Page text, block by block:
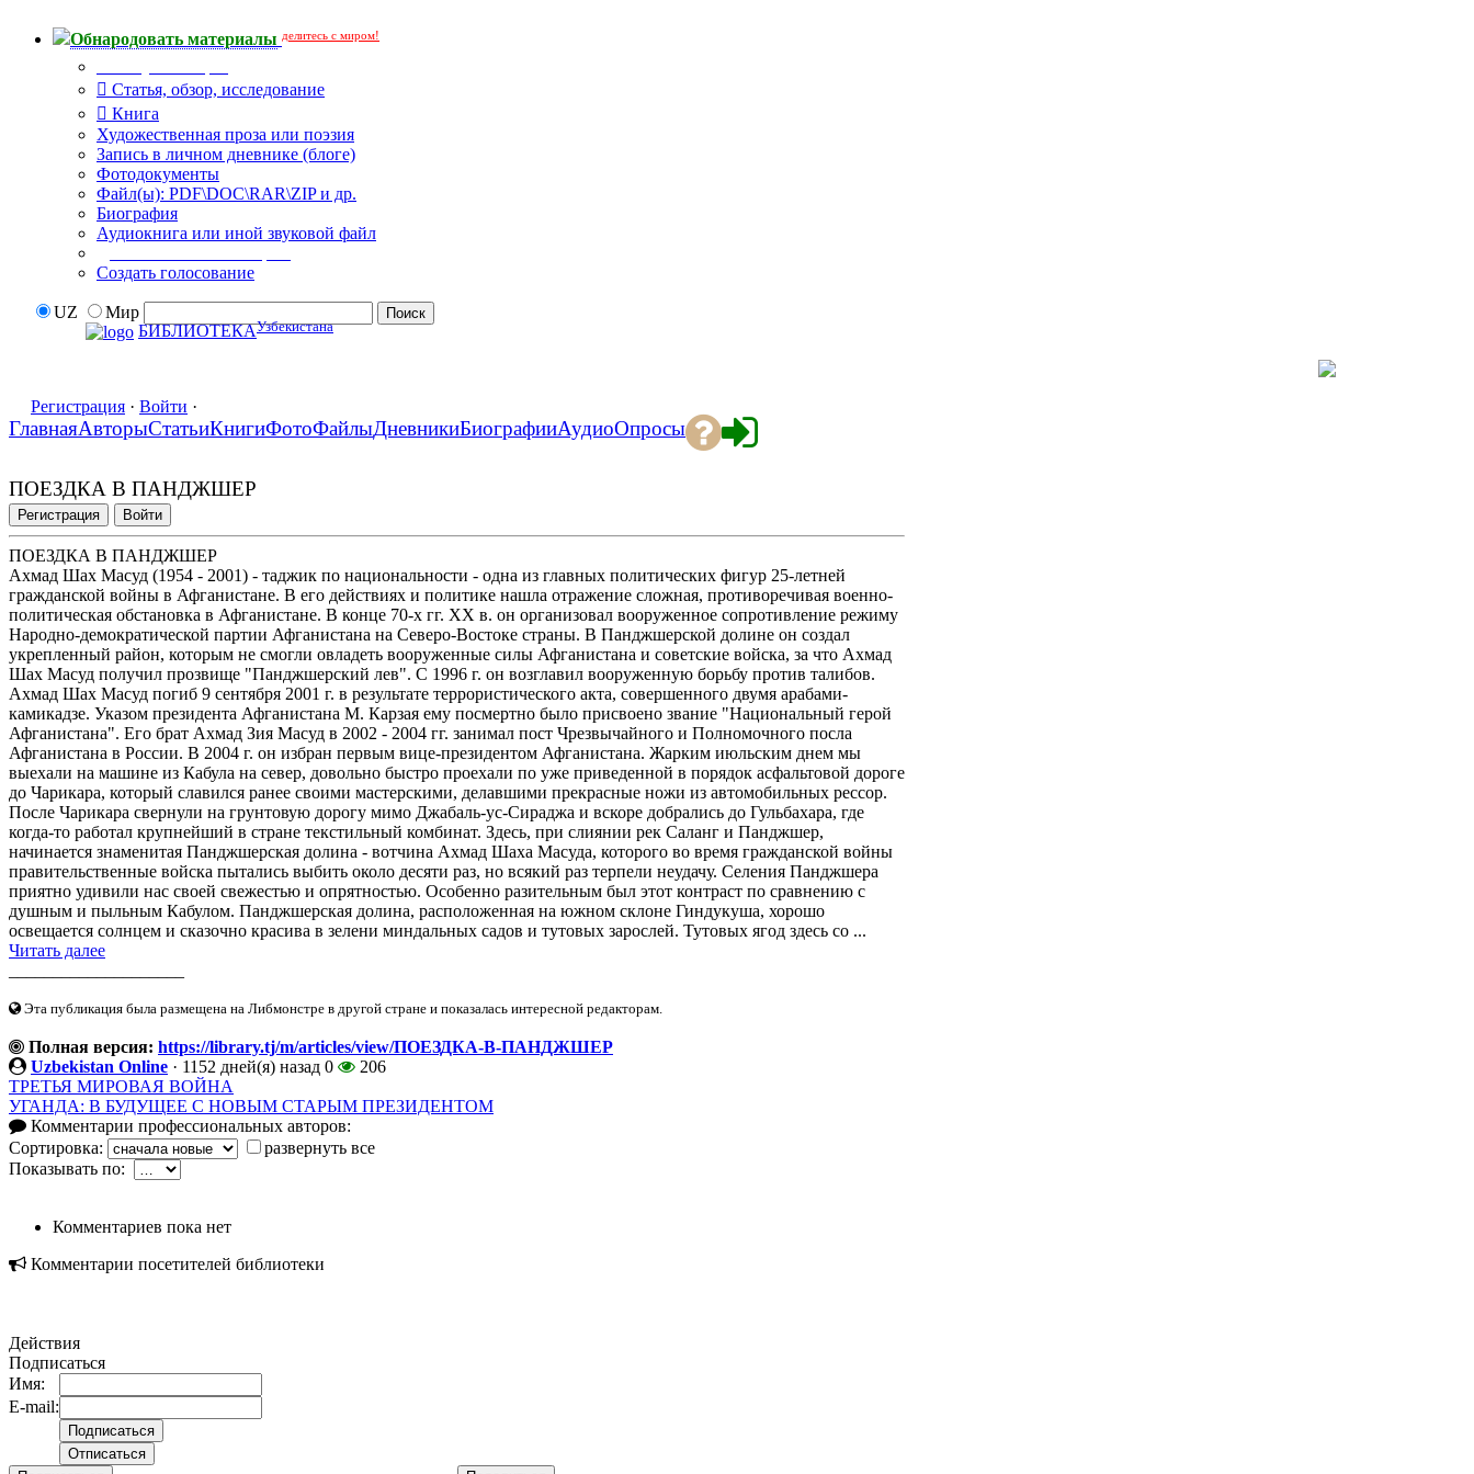
Обнародовать материалы делитесь с миром!
Статья, обзор, исследование
Книга
Художественная проза или поэзия
Запись в личном дневнике (блоге)
Фотодокументы
Файл(ы): PDF\DOC\RAR\ZIP и др.
Биография
Аудиокнига или иной звуковой файл
Создать голосование
UZ
Мир
БИБЛИОТЕКАУзбекистана
Регистрация · Войти ·
ГлавнаяАвторыСтатьиКнигиФотоФайлыДневникиБиографииАудиоОпросы
ПОЕЗДКА В ПАНДЖШЕР
Регистрация Войти
ПОЕЗДКА В ПАНДЖШЕР
Ахмад Шах Масуд (1954 - 2001) - таджик по национальности - одна из главных политических фигур 25-летней
гражданской войны в Афганистане. В его действиях и политике нашла отражение сложная, противоречивая военно-
политическая обстановка в Афганистане. В конце 70-х гг. XX в. он организовал вооруженное сопротивление режиму
Народно-демократической партии Афганистана на Северо-Востоке страны. В Панджшерской долине он создал
укрепленный район, которым не смогли овладеть вооруженные силы Афганистана и советские войска, за что Ахмад
Шах Масуд получил прозвище "Панджшерский лев". С 1996 г. он возглавил вооруженную борьбу против талибов.
Ахмад Шах Масуд погиб 9 сентября 2001 г. в результате террористического акта, совершенного двумя арабами-
камикадзе. Указом президента Афганистана М. Карзая ему посмертно было присвоено звание "Национальный герой
Афганистана". Его брат Ахмад Зия Масуд в 2002 - 2004 гг. занимал пост Чрезвычайного и Полномочного посла
Афганистана в России. В 2004 г. он избран первым вице-президентом Афганистана. Жарким июльским днем мы
выехали на машине из Кабула на север, довольно быстро проехали по уже приведенной в порядок асфальтовой дороге
до Чарикара, который славился ранее своими мастерскими, делавшими прекрасные ножи из автомобильных рессор.
После Чарикара свернули на грунтовую дорогу мимо Джабаль-ус-Сираджа и вскоре добрались до Гульбахара, где
когда-то работал крупнейший в стране текстильный комбинат. Здесь, при слиянии рек Саланг и Панджшер,
начинается знаменитая Панджшерская долина - вотчина Ахмад Шаха Масуда, которого во время гражданской войны
правительственные войска пытались выбить около десяти раз, но всякий раз терпели неудачу. Селения Панджшера
приятно удивили нас своей свежестью и опрятностью. Особенно разительным был этот контраст по сравнению с
душным и пыльным Кабулом. Панджшерская долина, расположенная на южном склоне Гиндукуша, хорошо
освещается солнцем и сказочно красива в зелени миндальных садов и тутовых зарослей. Тутовых ягод здесь со ...
Читать далее
Эта публикация была размещена на Либмонстре в другой стране и показалась интересной редакторам.
Полная версия: https://library.tj/m/articles/view/ПОЕЗДКА-В-ПАНДЖШЕР
Uzbekistan Online · 1152 дней(я) назад 0
206
ТРЕТЬЯ МИРОВАЯ ВОЙНА
УГАНДА: В БУДУЩЕЕ С НОВЫМ СТАРЫМ ПРЕЗИДЕНТОМ
Комментарии профессиональных авторов:
Сортировка:
развернуть все
Показывать по:
Комментариев пока нет
Комментарии посетителей библиотеки
Действия
Подписаться
Имя:
E-mail: